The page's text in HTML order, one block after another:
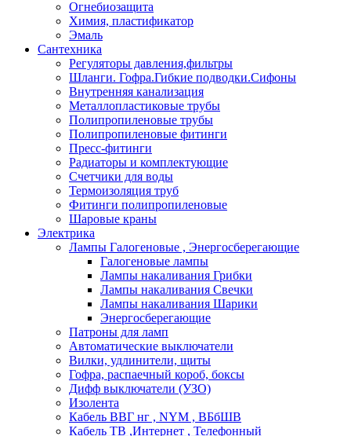
Огнебиозащита
Химия, пластификатор
Эмаль
Сантехника
Регуляторы давления,фильтры
Шланги. Гофра.Гибкие подводки.Сифоны
Внутренняя канализация
Металлопластиковые трубы
Полипропиленовые трубы
Полипропиленовые фитинги
Пресс-фитинги
Радиаторы и комплектующие
Счетчики для воды
Термоизоляция труб
Фитинги полипропиленовые
Шаровые краны
Электрика
Лампы Галогеновые , Энергосберегающие
Галогеновые лампы
Лампы накаливания Грибки
Лампы накаливания Свечки
Лампы накаливания Шарики
Энергосберегающие
Патроны для ламп
Автоматические выключатели
Вилки, удлинители, щиты
Гофра, распаечный короб, боксы
Дифф выключатели (УЗО)
Изолента
Кабель ВВГ нг , NYM , ВБбШВ
Кабель ТВ ,Интернет , Телефонный